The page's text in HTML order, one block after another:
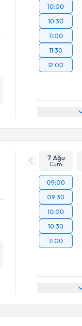
10:00
10:30
11:00
11:30
12:00
7 Ağu
Cum
09:00
09:30
10:00
10:30
11:00